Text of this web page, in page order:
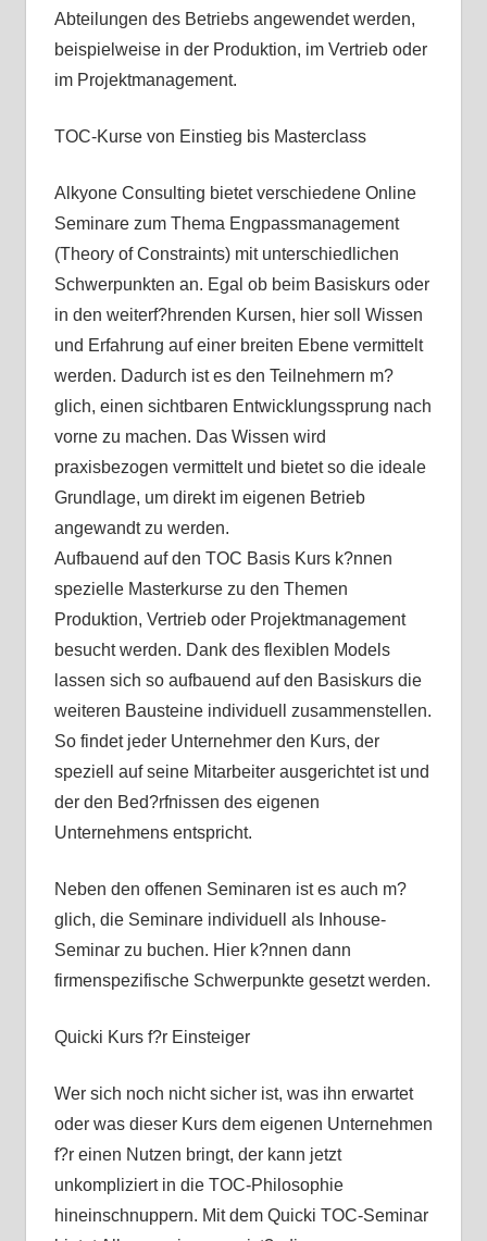
Abteilungen des Betriebs angewendet werden,
beispielweise in der Produktion, im Vertrieb oder
im Projektmanagement.
TOC-Kurse von Einstieg bis Masterclass
Alkyone Consulting bietet verschiedene Online
Seminare zum Thema Engpassmanagement
(Theory of Constraints) mit unterschiedlichen
Schwerpunkten an. Egal ob beim Basiskurs oder
in den weiterf?hrenden Kursen, hier soll Wissen
und Erfahrung auf einer breiten Ebene vermittelt
werden. Dadurch ist es den Teilnehmern m?
glich, einen sichtbaren Entwicklungssprung nach
vorne zu machen. Das Wissen wird
praxisbezogen vermittelt und bietet so die ideale
Grundlage, um direkt im eigenen Betrieb
angewandt zu werden.
Aufbauend auf den TOC Basis Kurs k?nnen
spezielle Masterkurse zu den Themen
Produktion, Vertrieb oder Projektmanagement
besucht werden. Dank des flexiblen Models
lassen sich so aufbauend auf den Basiskurs die
weiteren Bausteine individuell zusammenstellen.
So findet jeder Unternehmer den Kurs, der
speziell auf seine Mitarbeiter ausgerichtet ist und
der den Bed?rfnissen des eigenen
Unternehmens entspricht.
Neben den offenen Seminaren ist es auch m?
glich, die Seminare individuell als Inhouse-
Seminar zu buchen. Hier k?nnen dann
firmenspezifische Schwerpunkte gesetzt werden.
Quicki Kurs f?r Einsteiger
Wer sich noch nicht sicher ist, was ihn erwartet
oder was dieser Kurs dem eigenen Unternehmen
f?r einen Nutzen bringt, der kann jetzt
unkompliziert in die TOC-Philosophie
hineinschnuppern. Mit dem Quicki TOC-Seminar